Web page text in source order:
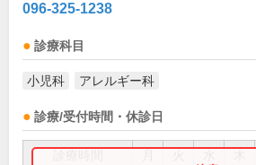
096-325-1238
診療科目
小児科 アレルギー科
診療/受付時間・休診日